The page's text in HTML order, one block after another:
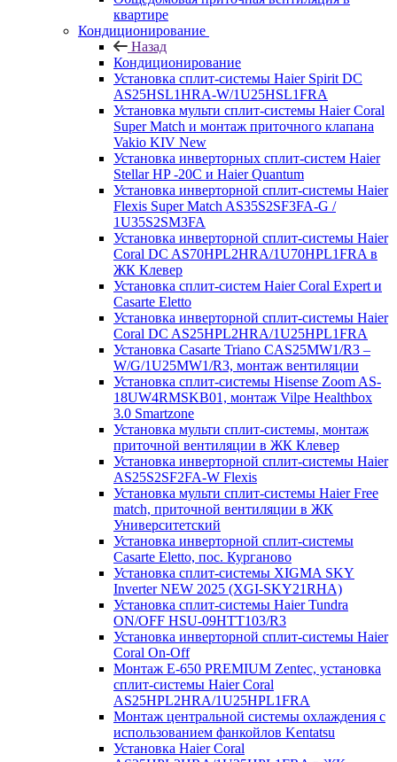
квартире
Кондиционирование
Назад
Кондиционирование
Установка сплит-системы Haier Spirit DC
AS25HSL1HRA-W/1U25HSL1FRA
Установка мульти сплит-системы Haier Coral
Super Match и монтаж приточного клапана
Vakio KIV New
Установка инверторных сплит-систем Haier
Stellar HP -20С и Haier Quantum
Установка инверторной сплит-системы Haier
Flexis Super Match AS35S2SF3FA-G /
1U35S2SM3FA
Установка инверторной сплит-системы Haier
Coral DC AS70HPL2HRA/1U70HPL1FRA в
ЖК Клевер
Установка сплит-систем Haier Coral Expert и
Casarte Eletto
Установка инверторной сплит-системы Haier
Coral DC AS25HPL2HRA/1U25HPL1FRA
Установка Casarte Triano CAS25MW1/R3 –
W/G/1U25MW1/R3, монтаж вентиляции
Установка сплит-системы Hisense Zoom AS-
18UW4RMSKB01, монтаж Vilpe Healthbox
3.0 Smartzone
Установка мульти сплит-системы, монтаж
приточной вентиляции в ЖК Клевер
Установка инверторной сплит-системы Haier
AS25S2SF2FA-W Flexis
Установка мульти сплит-системы Haier Free
match, приточной вентиляции в ЖК
Университетский
Установка инверторной сплит-системы
Casarte Eletto, пос. Курганово
Установка сплит-системы XIGMA SKY
Inverter NEW 2025 (XGI-SKY21RHA)
Установка сплит-системы Haier Tundra
ON/OFF HSU-09HTT103/R3
Установка инверторной сплит-системы Haier
Coral On-Off
Монтаж E-650 PREMIUM Zentec, установка
сплит-системы Haier Coral
AS25HPL2HRA/1U25HPL1FRA
Монтаж центральной системы охлаждения с
использованием фанкойлов Kentatsu
Установка Haier Coral